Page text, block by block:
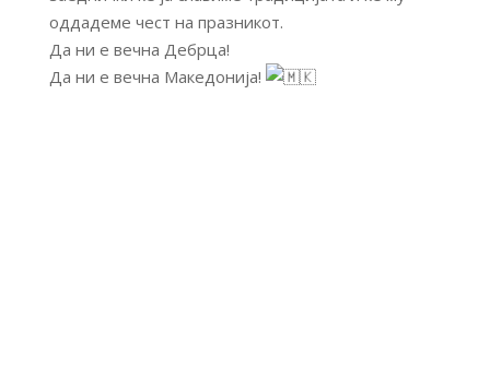
оддадеме чест на празникот.
Да ни е вечна Дебрца!
Да ни е вечна Македонија!